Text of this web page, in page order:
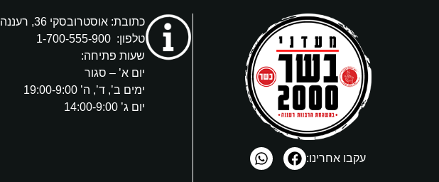
עקבו אחרינו:
כתובת: אוסטרובסקי 36, רעננה.
טלפון:1-700-555-900
שעות פתיחה:
יום א’ – סגור
ימים ב’, ד’, ה’ 19:00-9:00
יום ג’ 14:00-9:00